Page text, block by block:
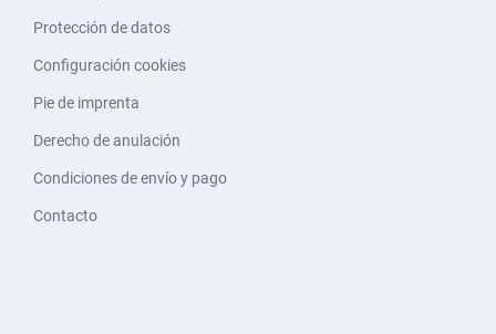
Protección de datos
Configuración cookies
Pie de imprenta
Derecho de anulación
Condiciones de envío y pago
Contacto